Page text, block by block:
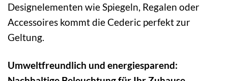
Designelementen wie Spiegeln, Regalen oder
Accessoires kommt die Cederic perfekt zur
Geltung.
Umweltfreundlich und energiesparend: